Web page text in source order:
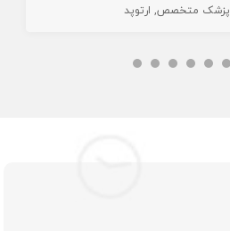
پزشک متخصص ارتوپد